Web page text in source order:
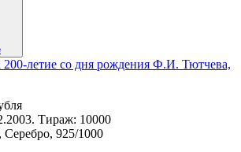
200-летие со дня рождения Ф.И. Тютчева,
Тираж: 10000
Серебро, 925/1000